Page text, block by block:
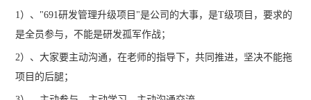
1）、"691研发管理升级项目"是公司的大事，是T级项目，要求的
是全员参与，不能是研发孤军作战；
2）、大家要主动沟通，在老师的指导下，共同推进，坚决不能拖
项目的后腿；